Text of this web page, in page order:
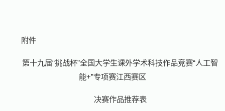
附件
第十九届“挑战杯”全国大学生课外学术科技作品竞赛“人工智
能+”专项赛江西赛区
决赛作品推荐表